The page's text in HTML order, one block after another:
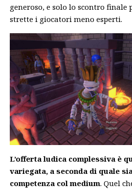
generoso, e solo lo scontro finale
strette i giocatori meno esperti.
L’offerta ludica complessiva è
variegata, a seconda di quale
competenza col medium. Quel